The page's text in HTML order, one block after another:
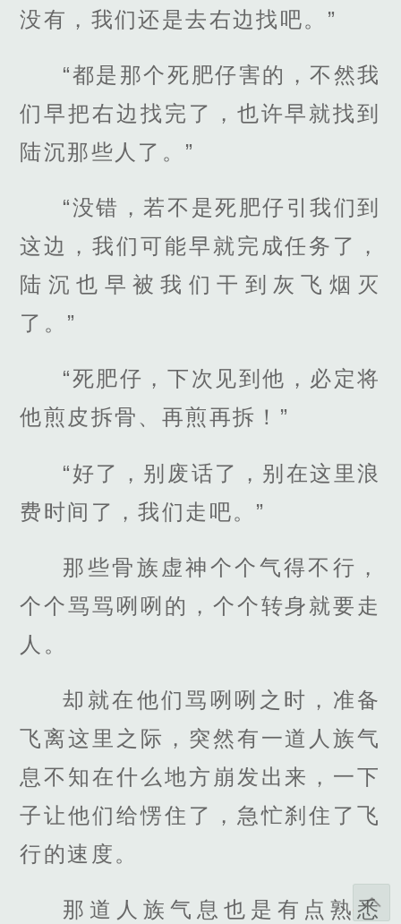
没有，我们还是去右边找吧。”
“都是那个死肥仔害的，不然我
们早把右边找完了，也许早就找到
陆沉那些人了。”
“没错，若不是死肥仔引我们到
这边，我们可能早就完成任务了，
陆沉也早被我们干到灰飞烟灭
了。”
“死肥仔，下次见到他，必定将
他煎皮拆骨、再煎再拆！”
“好了，别废话了，别在这里浪
费时间了，我们走吧。”
那些骨族虚神个个气得不行，
个个骂骂咧咧的，个个转身就要走
人。
却就在他们骂咧咧之时，准备
飞离这里之际，突然有一道人族气
息不知在什么地方崩发出来，一下
子让他们给愣住了，急忙刹住了飞
行的速度。
那道人族气息也是有点熟悉